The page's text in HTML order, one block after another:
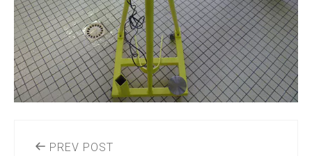
PREV POST